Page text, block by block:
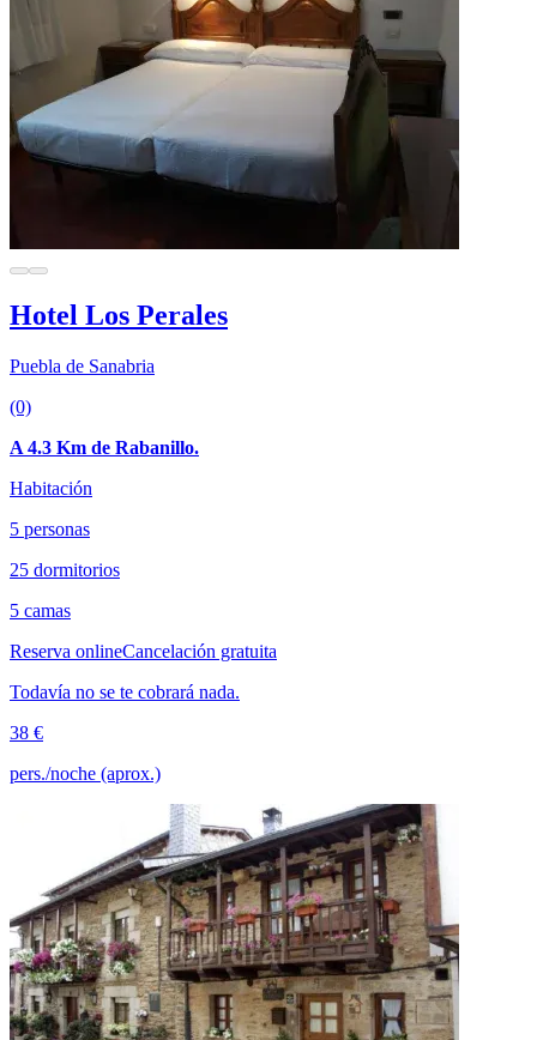
Hotel Los Perales
Puebla de Sanabria
(0)
A 4.3 Km de Rabanillo.
Habitación
5 personas
25 dormitorios
5 camas
Reserva onlineCancelación gratuita
Todavía no se te cobrará nada.
38 €
pers./noche (aprox.)